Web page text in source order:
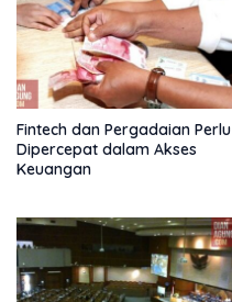
Fintech dan Pergadaian Perlu
Dipercepat dalam Akses
Keuangan